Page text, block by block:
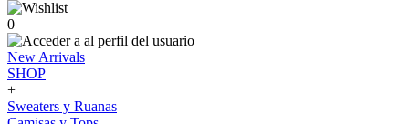
0
New Arrivals
SHOP
+
Sweaters y Ruanas